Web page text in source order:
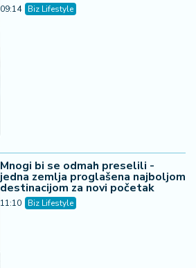
09:14 Biz Lifestyle
Mnogi bi se odmah preselili -
jedna zemlja proglašena najboljom
destinacijom za novi početak
11:10 Biz Lifestyle